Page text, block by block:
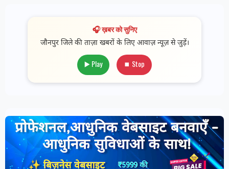
🎧 ख़बर को सुनिए
जौनपुर जिले की ताज़ा खबरों के लिए आवाज़ न्यूज़ से जुड़ें।
▶️ Play ⏹ Stop